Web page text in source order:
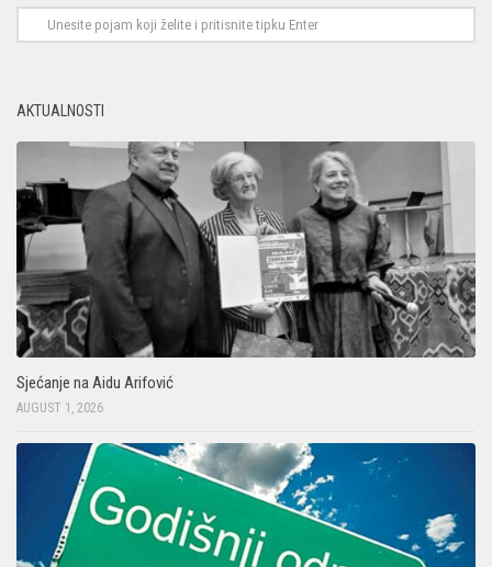
AKTUALNOSTI
Sjećanje na Aidu Arifović
AUGUST 1, 2026